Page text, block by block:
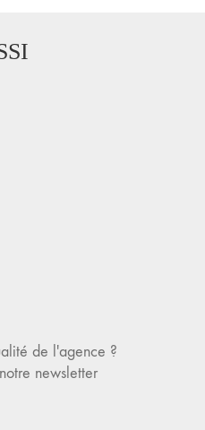
de l'agence ?
newsletter